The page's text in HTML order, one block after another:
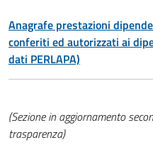
Anagrafe prestazioni
conferiti ed autorizzati ai
dati PERLAPA)
(Sezione in aggiornamento
trasparenza)